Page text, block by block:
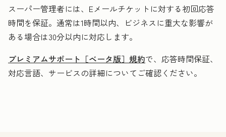
スーパー管理者には、Eメールチケットに対する初回応答
時間を保証。通常は1時間以内、ビジネスに重大な影響が
ある場合は30分以内に対応します。
プレミアムサポート［ベータ版］規約で、応答時間保証、
対応言語、サービスの詳細についてご確認ください。